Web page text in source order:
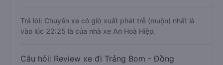
Trả lời: Chuyến xe có giờ xuất phát trễ (muộn) nhất là
vào lúc 22:25 là của nhà xe An Hoà Hiệp.
Câu hỏi: Review xe đi Trảng Bom - Đồng